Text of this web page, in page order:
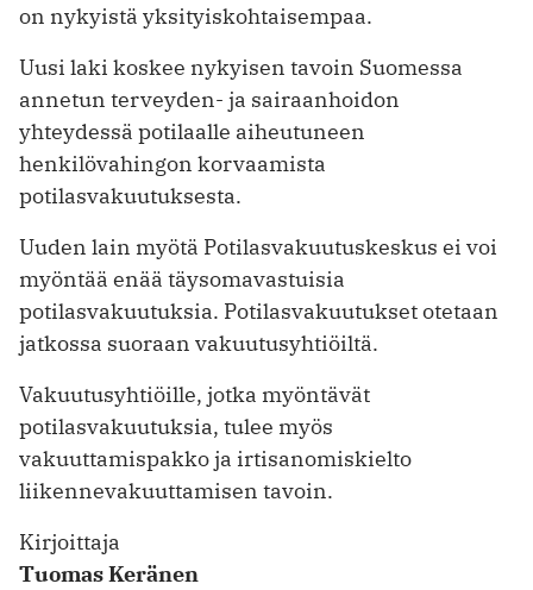
on nykyistä yksityiskohtaisempaa.
Uusi laki koskee nykyisen tavoin Suomessa
annetun terveyden- ja sairaanhoidon
yhteydessä potilaalle aiheutuneen
henkilövahingon korvaamista
potilasvakuutuksesta.
Uuden lain myötä Potilasvakuutuskeskus ei voi
myöntää enää täysomavastuisia
potilasvakuutuksia. Potilasvakuutukset otetaan
jatkossa suoraan vakuutusyhtiöiltä.
Vakuutusyhtiöille, jotka myöntävät
potilasvakuutuksia, tulee myös
vakuuttamispakko ja irtisanomiskielto
liikennevakuuttamisen tavoin.
Kirjoittaja
Tuomas Keränen